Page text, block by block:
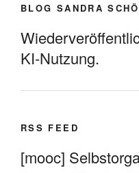
BLOG SANDRA
KI-Nutzung.
RSS FEED
[mooc]